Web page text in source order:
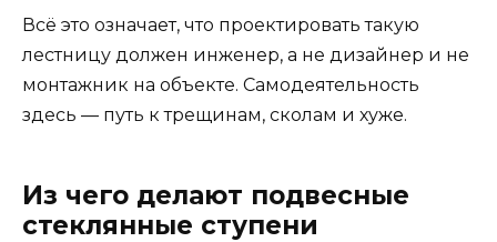
Всё это означает, что проектировать такую
лестницу должен инженер, а не дизайнер и не
монтажник на объекте. Самодеятельность
здесь — путь к трещинам, сколам и хуже.
Из чего делают подвесные
стеклянные ступени